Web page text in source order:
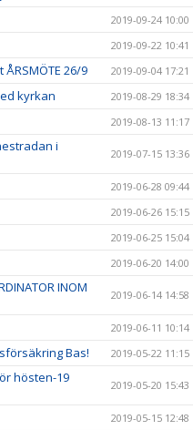
2019-09-24 10:00
2019-09-22 10:41
26/9 2019-09-04 17:21
kyrkan 2019-08-29 18:34
2019-08-13 11:17
i
2019-07-15 13:36
2019-06-28 09:44
2019-06-26 15:15
2019-06-25 15:04
2019-06-20 14:00
INOM
2019-06-14 14:58
2019-06-11 10:14
Bas! 2019-05-22 11:15
hösten-19
2019-05-20 15:43
2019-05-15 12:48